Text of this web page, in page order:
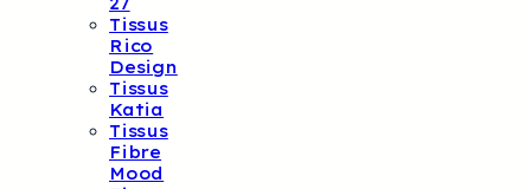
Tissus
Rico
Design
Tissus
Katia
Tissus
Fibre
Mood